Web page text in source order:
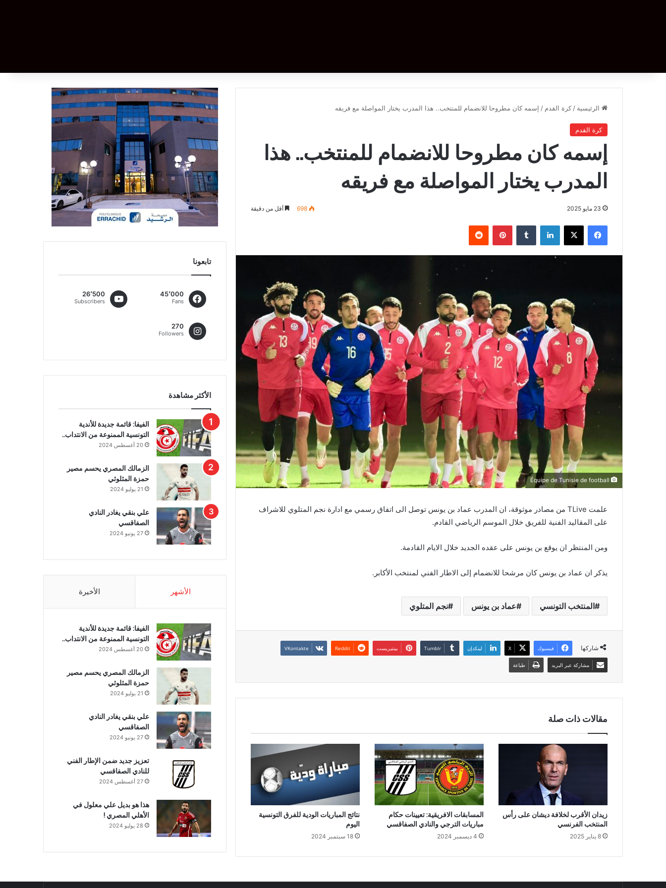
الرئيسية / كرة القدم / إسمه كان مطروحا للانضمام للمنتخب.. هذا المدرب يختار المواصلة مع فريقه
كرة القدم
إسمه كان مطروحا للانضمام للمنتخب.. هذا
المدرب يختار المواصلة مع فريقه
23 مايو 2025 698 أقل من دقيقة
فيسبوك ‫X لينكدإن بينتيريست
علمت TLive من مصادر موثوقة، ان المدرب عماد بن يونس توصل الى اتفاق رسمي مع ادارة نجم المتلوي للاشراف
على المقاليد الفنية للفريق خلال الموسم الرياضي القادم.
ومن المنتظر ان يوقع بن يونس على عقده الجديد خلال الايام القادمة.
يذكر ان عماد بن يونس كان مرشحا للانضمام إلى الاطار الفني لمنتخب الأكابر.
المنتخب التونسي عماد بن يونس نجم المتلوي
شاركها فيسبوك ‫X لينكدإن بينتيريست
مشاركة عبر البريد طباعة
مقالات ذات صلة
زيدان الأقرب لخلافة ديشان على رأس
المنتخب الفرنسي
8 يناير 2025
المسابقات الافريقية: تعيينات حكام
مباريات الترجي والنادي الصفاقسي
4 ديسمبر 2024
نتائج المباريات الودية للفرق التونسية
اليوم
18 سبتمبر 2024
تابعونا
45٬000
Fans
26٬500
Subscribers
270
Followers
الأكثر مشاهدة
الفيفا: قائمة جديدة للأندية
التونسية الممنوعة من الانتداب..
20 أغسطس 2024
الزمالك المصري يحسم مصير
حمزة المثلوثي
21 يوليو 2024
علي بنقي يغادر النادي
الصفاقسي
27 يونيو 2024
الأشهر الأخيرة
الفيفا: قائمة جديدة للأندية
التونسية الممنوعة من الانتداب..
20 أغسطس 2024
الزمالك المصري يحسم مصير
حمزة المثلوثي
21 يوليو 2024
علي بنقي يغادر النادي
الصفاقسي
27 يونيو 2024
تعزيز جديد ضمن الإطار الفني
للنادي الصفاقسي
27 أغسطس 2024
هذا هو بديل علي معلول في
الأهلي المصري !
28 يوليو 2024